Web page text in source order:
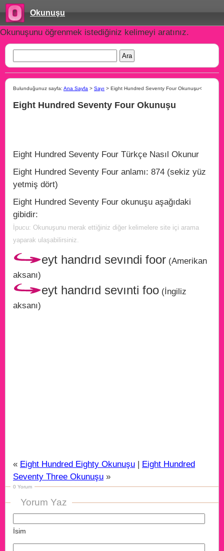
Okunuşu
Okunuşunu öğrenmek istediğiniz kelimeyi aratınız.
Bulunduğunuz sayfa: Ana Sayfa > Sayı > Eight Hundred Seventy Four Okunuşu<
Eight Hundred Seventy Four Okunuşu
Eight Hundred Seventy Four Türkçe Nasıl Okunur
Eight Hundred Seventy Four anlamı: 874 (sekiz yüz
yetmiş dört)
Eight Hundred Seventy Four okunuşu aşağıdaki
gibidir:
İpucu: Okunuşunu merak ettiğiniz diğer kelimelere site içi arama
yaparak ulaşabilirsiniz.
eyt handrıd sevındi foor (Amerikan
aksanı)
eyt handrıd sevınti foo (İngiliz
aksanı)
« Eight Hundred Eighty Okunuşu | Eight Hundred
Seventy Three Okunuşu »
0 Yorum
Yorum Yaz
İsim